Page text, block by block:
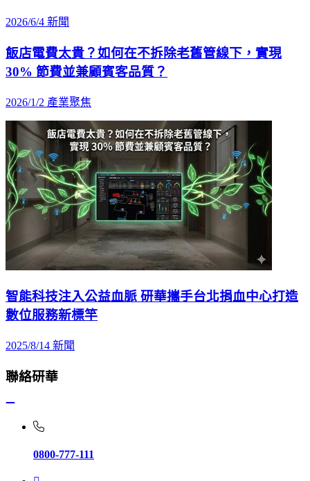
2026/6/4 新聞
飯店電費太貴？如何在不拆除老舊管線下，實現
30% 節費並兼顧賓客品質？
2026/1/2 產業聚焦
智能科技注入公益血脈 研華攜手台北捐血中心打造
數位服務新標竿
2025/8/14 新聞
聯絡研華
0800-777-111